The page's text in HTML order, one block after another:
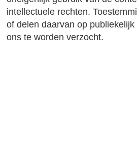
intellectuele rechten.
of delen daarvan op
ons te worden verzocht.